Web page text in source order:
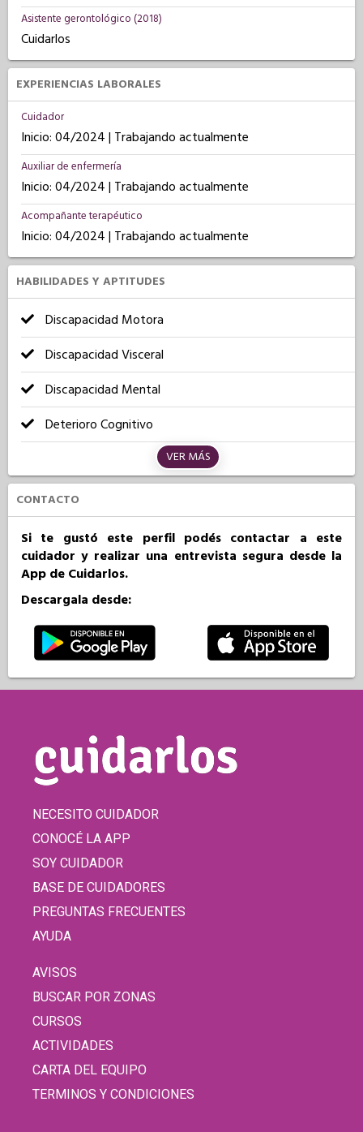
Asistente gerontológico (2018)
Cuidarlos
EXPERIENCIAS LABORALES
Cuidador
Inicio: 04/2024 | Trabajando actualmente
Auxiliar de enfermería
Inicio: 04/2024 | Trabajando actualmente
Acompañante terapéutico
Inicio: 04/2024 | Trabajando actualmente
HABILIDADES Y APTITUDES
Discapacidad Motora
Discapacidad Visceral
Discapacidad Mental
Deterioro Cognitivo
VER MÁS
CONTACTO
Si te gustó este perfil podés contactar a este
cuidador y realizar una entrevista segura desde la
App de Cuidarlos.
Descargala desde:
NECESITO CUIDADOR
CONOCÉ LA APP
SOY CUIDADOR
BASE DE CUIDADORES
PREGUNTAS FRECUENTES
AYUDA
AVISOS
BUSCAR POR ZONAS
CURSOS
ACTIVIDADES
CARTA DEL EQUIPO
TERMINOS Y CONDICIONES